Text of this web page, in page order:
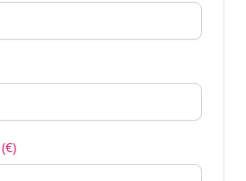
(€)